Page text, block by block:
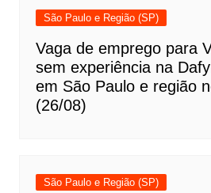
São Paulo e Região (SP)
Vaga de emprego para
sem experiência na
em São Paulo e região
(26/08)
São Paulo e Região (SP)